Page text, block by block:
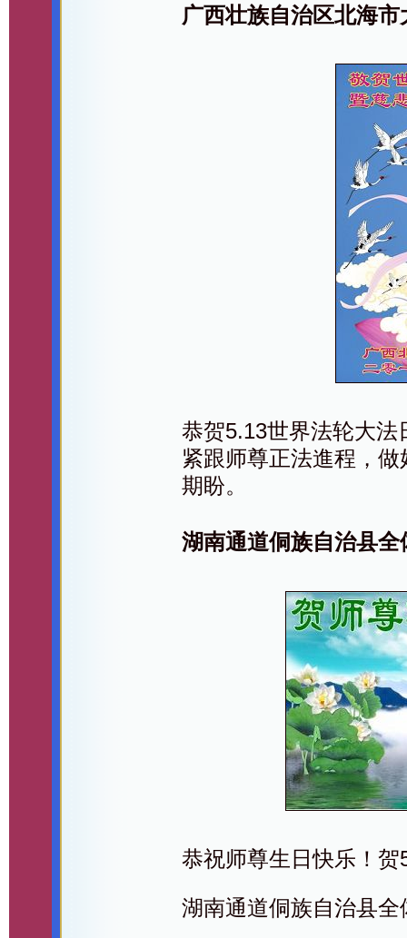
广西壮族自治区北海
恭贺5.13世界法轮大
紧跟师尊正法進程，
期盼。
湖南通道侗族自治县
恭祝师尊生日快乐！
湖南通道侗族自治县